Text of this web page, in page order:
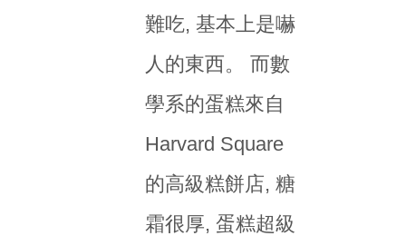
難吃, 基本上是嚇
人的東西。 而數
學系的蛋糕來自
Harvard Square
的高級糕餅店, 糖
霜很厚, 蛋糕超級